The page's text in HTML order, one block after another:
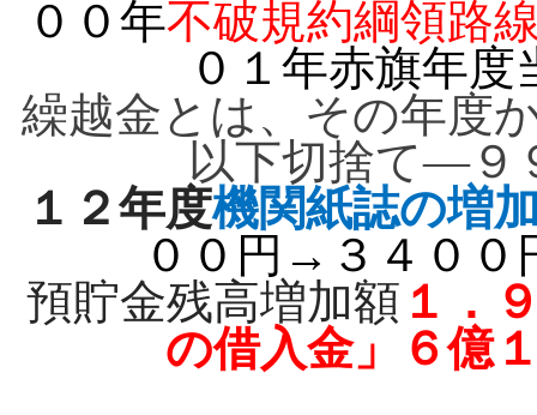
００年不破規約綱領路
０１年赤旗年度
繰越金とは、その年度
以下切捨て―９
１２年度機関紙誌の増
００円→３４００
預貯金残高増加額 １．
の借入金」６億